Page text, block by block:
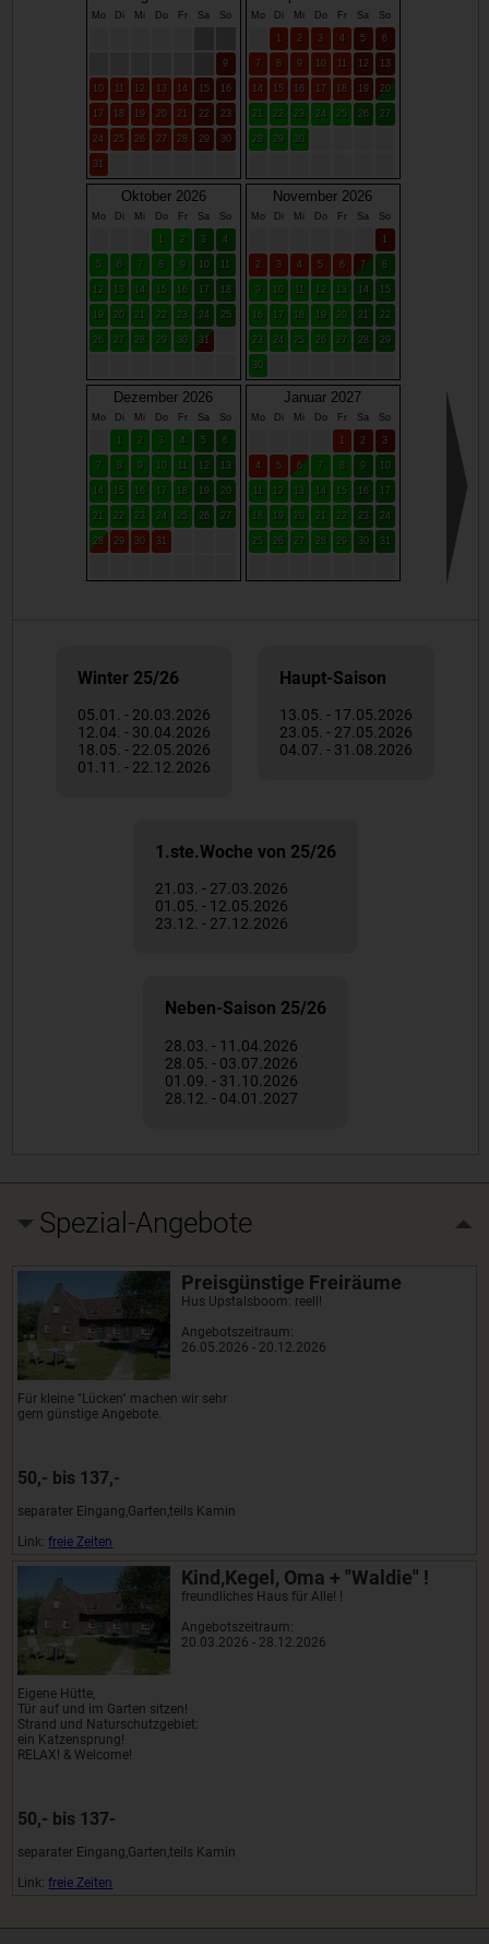
Mo Di Mi Do Fr Sa So
9
10 11 12 13 14 15 16
17 18 19 20 21 22 23
24 25 26 27 28 29 30
31
Mo Di Mi Do Fr Sa So
1 2 3 4 5 6
7 8 9 10 11 12 13
14 15 16 17 18 19 20
21 22 23 24 25 26 27
28 29 30
Oktober 2026
Mo Di Mi Do Fr Sa So
1 2 3 4
5 6 7 8 9 10 11
12 13 14 15 16 17 18
19 20 21 22 23 24 25
26 27 28 29 30 31
November 2026
Mo Di Mi Do Fr Sa So
1
2 3 4 5 6 7 8
9 10 11 12 13 14 15
16 17 18 19 20 21 22
23 24 25 26 27 28 29
30
Dezember 2026
Mo Di Mi Do Fr Sa So
1 2 3 4 5 6
7 8 9 10 11 12 13
14 15 16 17 18 19 20
21 22 23 24 25 26 27
28 29 30 31
Januar 2027
Mo Di Mi Do Fr Sa So
1 2 3
4 5 6 7 8 9 10
11 12 13 14 15 16 17
18 19 20 21 22 23 24
25 26 27 28 29 30 31
Winter 25/26
05.01. - 20.03.2026
12.04. - 30.04.2026
18.05. - 22.05.2026
01.11. - 22.12.2026
Haupt-Saison
13.05. - 17.05.2026
23.05. - 27.05.2026
04.07. - 31.08.2026
1.ste.Woche von 25/26
21.03. - 27.03.2026
01.05. - 12.05.2026
23.12. - 27.12.2026
Neben-Saison 25/26
28.03. - 11.04.2026
28.05. - 03.07.2026
01.09. - 31.10.2026
28.12. - 04.01.2027
Spezial-Angebote
Preisgünstige Freiräume
Hus Upstalsboom: reell!
Angebotszeitraum:
26.05.2026 - 20.12.2026
Für kleine "Lücken" machen wir sehr
gern günstige Angebote.
50,- bis 137,-
separater Eingang,Garten,teils Kamin
Link:freie Zeiten
Kind,Kegel, Oma + "Waldie" !
freundliches Haus für Alle! !
Angebotszeitraum:
20.03.2026 - 28.12.2026
Eigene Hütte,
Tür auf und im Garten sitzen!
Strand und Naturschutzgebiet:
ein Katzensprung!
RELAX! & Welcome!
50,- bis 137-
separater Eingang,Garten,teils Kamin
Link:freie Zeiten